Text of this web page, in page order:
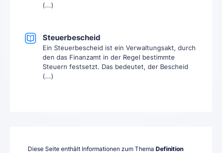
(...)
Steuerbescheid
Ein Steuerbescheid ist ein Verwaltungsakt, durch
den das Finanzamt in der Regel bestimmte
Steuern festsetzt. Das bedeutet, der Bescheid
(...)
Diese Seite enthält Informationen zum Thema Definition